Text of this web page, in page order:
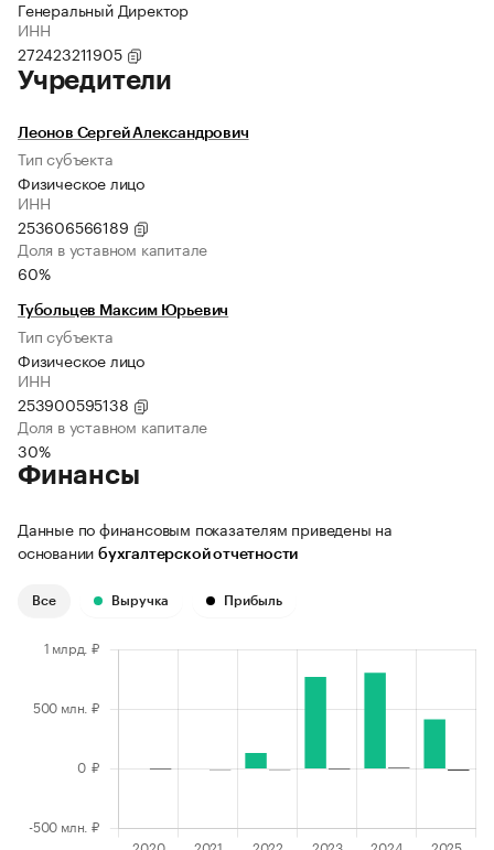
Генеральный Директор
ИНН
272423211905
Учредители
Леонов Сергей Александрович
Тип субъекта
Физическое лицо
ИНН
253606566189
Доля в уставном капитале
60%
Тубольцев Максим Юрьевич
Тип субъекта
Физическое лицо
ИНН
253900595138
Доля в уставном капитале
30%
Финансы
Данные по финансовым показателям приведены на
основании бухгалтерской отчетности
Все Выручка Прибыль